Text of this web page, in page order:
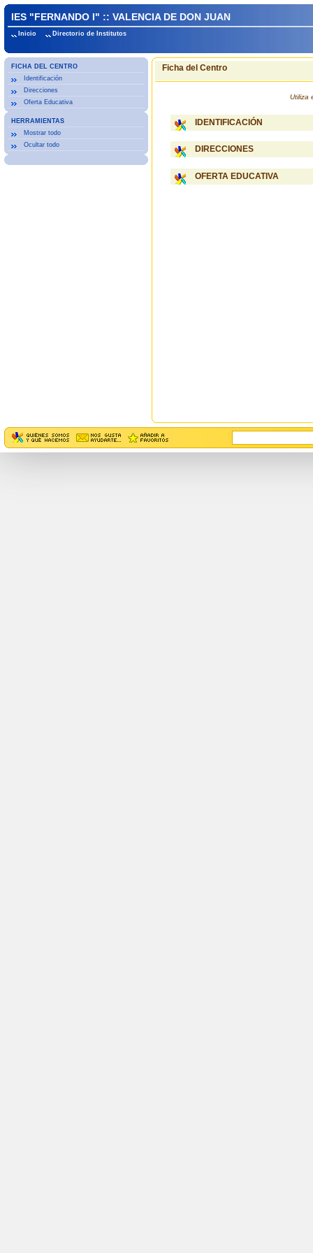
IES "FERNANDO I" :: VALENCIA DE DON JUAN
Inicio Directorio de Institutos
FICHA DEL CENTRO
Identificación
Direcciones
Oferta Educativa
HERRAMIENTAS
Mostrar todo
Ocultar todo
Ficha del Centro
Utiliza
IDENTIFICACIÓN
DIRECCIONES
OFERTA EDUCATIVA